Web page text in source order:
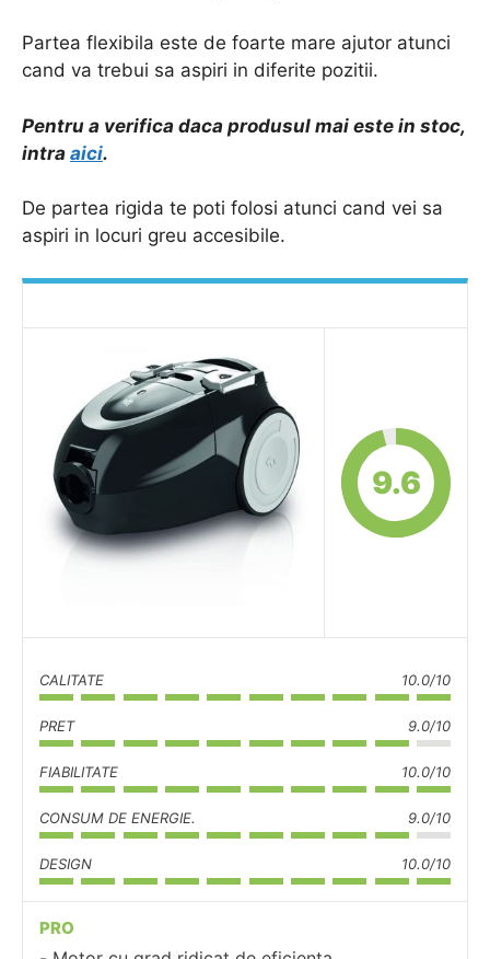
Partea flexibila este de foarte mare ajutor atunci
cand va trebui sa aspiri in diferite pozitii.
Pentru a verifica daca produsul mai este in stoc,
intra aici.
De partea rigida te poti folosi atunci cand vei sa
aspiri in locuri greu accesibile.
9.6
CALITATE 10.0/10
PRET 9.0/10
FIABILITATE 10.0/10
CONSUM DE ENERGIE. 9.0/10
DESIGN 10.0/10
PRO